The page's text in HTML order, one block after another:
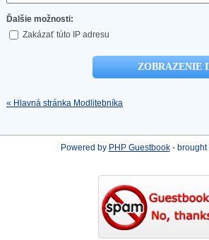
Ďalšie možnosti:
Zakázať túto IP adresu
« Hlavná stránka Modlitebníka
Powered by PHP Guestbook- brought